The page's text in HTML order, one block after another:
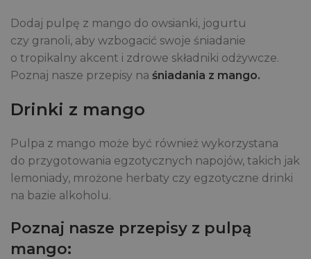
Dodaj pulpę z mango do owsianki, jogurtu
czy granoli, aby wzbogacić swoje śniadanie
o tropikalny akcent i zdrowe składniki odżywcze.
Poznaj nasze przepisy na śniadania z mango.
Drinki z mango
Pulpa z mango może być również wykorzystana
do przygotowania egzotycznych napojów, takich jak
lemoniady, mrożone herbaty czy egzotyczne drinki
na bazie alkoholu.
Poznaj nasze przepisy z pulpą
mango: